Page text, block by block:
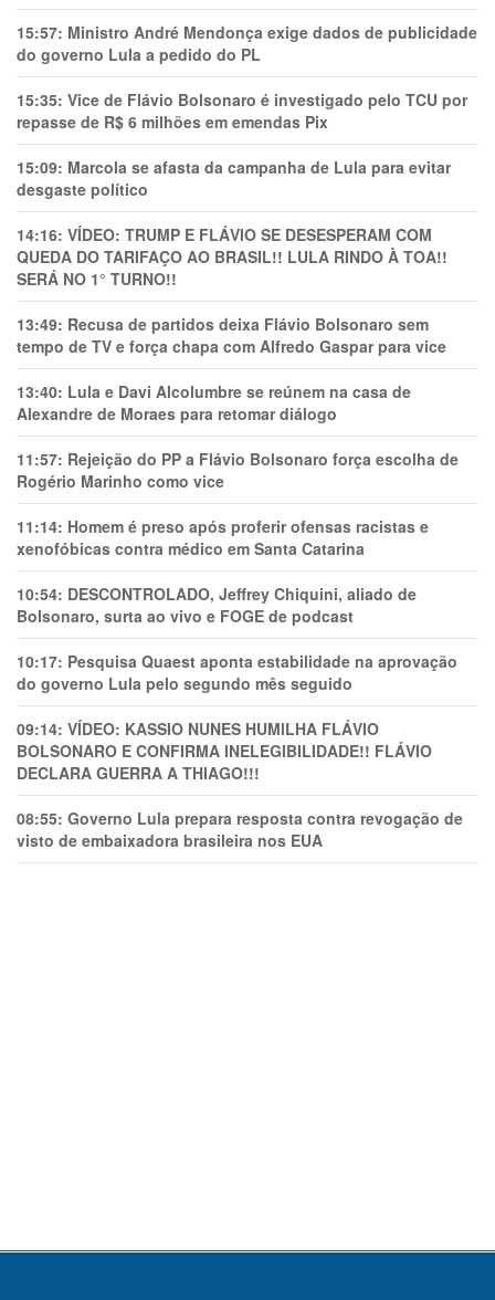
15:57: Ministro André Mendonça exige dados de publicidade
do governo Lula a pedido do PL
15:35: Vice de Flávio Bolsonaro é investigado pelo TCU por
repasse de R$ 6 milhões em emendas Pix
15:09: Marcola se afasta da campanha de Lula para evitar
desgaste político
14:16: VÍDEO: TRUMP E FLÁVIO SE DESESPERAM COM
QUEDA DO TARIFAÇO AO BRASIL!! LULA RINDO À TOA!!
SERÁ NO 1° TURNO!!
13:49: Recusa de partidos deixa Flávio Bolsonaro sem
tempo de TV e força chapa com Alfredo Gaspar para vice
13:40: Lula e Davi Alcolumbre se reúnem na casa de
Alexandre de Moraes para retomar diálogo
11:57: Rejeição do PP a Flávio Bolsonaro força escolha de
Rogério Marinho como vice
11:14: Homem é preso após proferir ofensas racistas e
xenofóbicas contra médico em Santa Catarina
10:54: DESCONTROLADO, Jeffrey Chiquini, aliado de
Bolsonaro, surta ao vivo e FOGE de podcast
10:17: Pesquisa Quaest aponta estabilidade na aprovação
do governo Lula pelo segundo mês seguido
09:14: VÍDEO: KASSIO NUNES HUMlLHA FLÁVIO
BOLSONARO E CONFIRMA INELEGIBILIDADE!! FLÁVIO
DECLARA GUERRA A THIAGO!!!
08:55: Governo Lula prepara resposta contra revogação de
visto de embaixadora brasileira nos EUA